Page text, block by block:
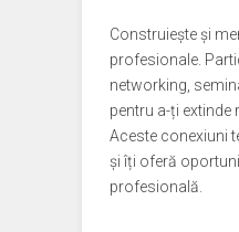
Construiește și
profesionale.
networking,
pentru a-ți extinde
Aceste conexiuni
și îți oferă
profesională.